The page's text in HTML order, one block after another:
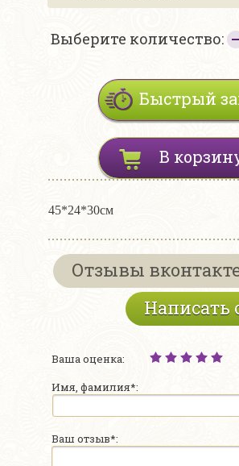
Выберите количество:
Быстрый
В
45*24*30см
Отзывы
Написать
Ваша оценка:
Имя, фамилия*:
Ваш отзыв*: